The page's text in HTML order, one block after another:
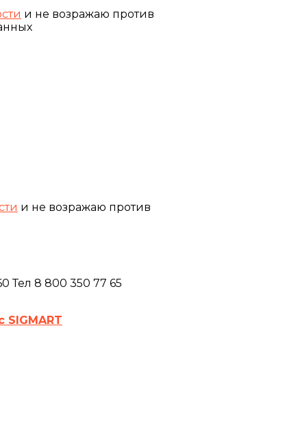
и не возражаю против
и не возражаю против
Тел 8 800 350 77 65